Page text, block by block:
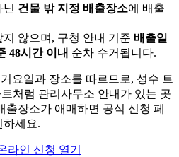
닌 건물 밖 지정 배출장소에 배출
않으며, 구청 안내 기준 배출일
48시간 이내 순차 수거됩니다.
요일과 장소를 따르므로, 성수 트
처럼 관리사무소 안내가 있는 곳
출장소가 애매하면 공식 신청 페
하세요.
라인 신청 열기